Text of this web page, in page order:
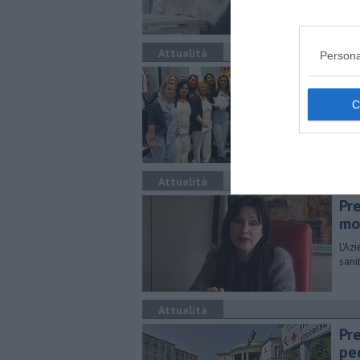
Attualità
Attualità
Attualità